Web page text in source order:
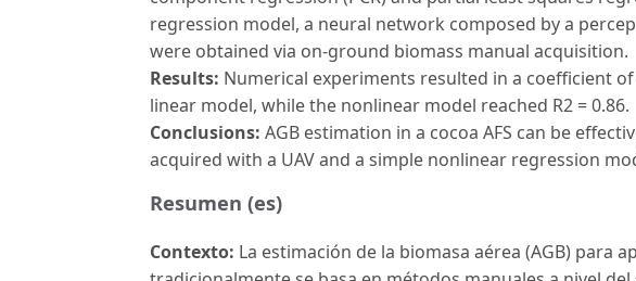
regression model, a neural network composed by a
were obtained via on-ground biomass manual acquisition.
Results: Numerical experiments resulted in a coefficient
linear model, while the nonlinear model reached R2 = 0.86.
Conclusions: AGB estimation in a cocoa AFS can be
acquired with a UAV and a simple nonlinear regression
Resumen (es)
Contexto: La estimación de la biomasa aérea (AGB) para